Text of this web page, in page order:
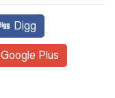
Digg
Google Plus